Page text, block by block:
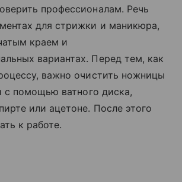
профессионалам. Речь
для стрижки и маникюра,
краем и
вариантах. Перед тем, как
важно очистить ножницы
с помощью ватного диска,
или ацетоне. После этого
к работе.